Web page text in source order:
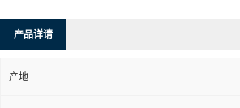
产品详请
产地